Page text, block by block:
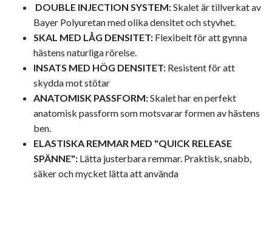
DOUBLE INJECTION SYSTEM:Skalet är tillverkat av
Bayer Polyuretan med olika densitet och styvhet.
SKAL MED LÅG DENSITET: Flexibelt för att gynna
hästens naturliga rörelse.
INSATS MED HÖG DENSITET: Resistent för att
skydda mot stötar
ANATOMISK PASSFORM:Skalet har en perfekt
anatomisk passform som motsvarar formen av hästens
ben.
ELASTISKA REMMAR MED "QUICK RELEASE
SPÄNNE": Lätta justerbara remmar. Praktisk, snabb,
säker och mycket lätta att använda